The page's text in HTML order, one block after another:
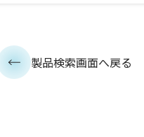
製品検索画面へ戻る